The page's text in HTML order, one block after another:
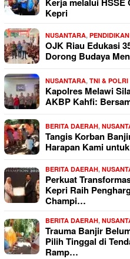
Kepri
NUSANTARA,
OJK Riau Edukasi
Dorong Budaya
NUSANTARA, TNI & POLRI
Kapolres Melawi
AKBP Kahfi:
BERITA DAERAH,
Tangis Korban
Harapan Kami
BERITA DAERAH,
Perkuat
Kepri Raih
Champi…
BERITA DAERAH,
Trauma Banjir
Pilih Tinggal di
Ramp…